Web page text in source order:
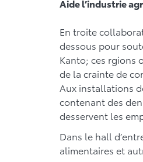
Aide l’industrie
En troite
dessous pour
Kanto; ces rgions
de la crainte de
Aux installations
contenant des
desservent les
Dans le hall
alimentaires et